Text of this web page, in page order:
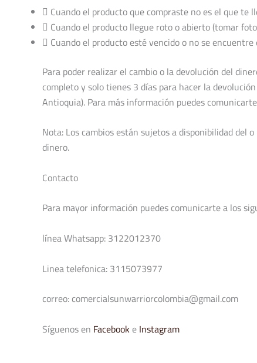
 Cuando el producto que compraste no es el que te
 Cuando el producto llegue roto o abierto (tomar
 Cuando el producto esté vencido o no se
Para poder realizar el cambio o la devolución del
completo y solo tienes 3 días para hacer la
Antioquia). Para más información puedes
Nota: Los cambios están sujetos a disponibilidad del
dinero.
Contacto
Para mayor información puedes comunicarte a los
línea Whatsapp: 3122012370
Linea telefonica: 3115073977
correo: comercialsunwarriorcolombia@gmail.com
Síguenos en Facebook e Instagram